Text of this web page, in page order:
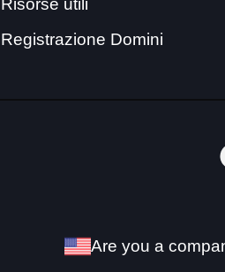
Registrazione Domini
Are you a